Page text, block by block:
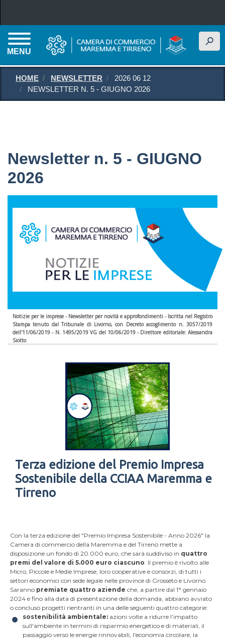
MENU
h
HOME NEWSLETTER
2026 06 12
NEWSLETTER N. 5 - GIUGNO 2026
Newsletter n. 5 - GIUGNO
2026
Notizie per le imprese - Newsletter per novità e approfondimenti - Iscritta nel Registro
Stampa tenuto dal Tribunale di Livorno, con Decreto accoglimento n. 3057/2019
dell'11/06/2019 - N. 1495/2019 VG del 10/06/2019 - Direttore editoriale: Alessandra
Siotto
Terza edizione del Premio Impresa
Sostenibile della CCIAA Maremma e
Tirreno
Con la terza edizione del "Premio Impresa Sostenibile - Anno 2026" la
Camera di commercio della Maremma e del Tirreno mette a
disposizione un fondo di 20.000 euro, che sarà suddiviso in quattro
premi del valore di 5.000 euro ciascuno. Il premio è rivolto alle
Micro, Piccole e Medie Imprese, loro cooperative e consorzi, di tutti i
settori economici con sede legale nelle province di Grosseto e Livorno.
Saranno premiate quattro aziende che, a partire dal 1° gennaio
2024 e fino alla data di presentazione della domanda, abbiano avviato
o concluso progetti rientranti in una delle seguenti quattro categorie:
sostenibilità ambientale: azioni volte a ridurre l’impatto
sull'ambiente in termini di risparmio energetico e di materiali, il
passaggio verso le energie rinnovabili, l'economia circolare, la